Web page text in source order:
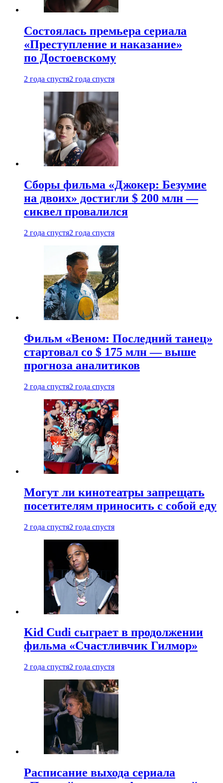
Состоялась премьера сериала
«Преступление и наказание»
по Достоевскому
2 года спустя2 года спустя
Сборы фильма «Джокер: Безумие
на двоих» достигли $ 200 млн —
сиквел провалился
2 года спустя2 года спустя
Фильм «Веном: Последний танец»
стартовал со $ 175 млн — выше
прогноза аналитиков
2 года спустя2 года спустя
Могут ли кинотеатры запрещать
посетителям приносить с собой еду
2 года спустя2 года спустя
Kid Cudi сыграет в продолжении
фильма «Счастливчик Гилмор»
2 года спустя2 года спустя
Расписание выхода сериала